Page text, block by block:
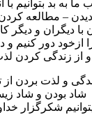
به بد بتوانیم با
دیدن – مطالعه
دیگران و دیگر
ازخود دور کنیم و
از زندگی کردن
و لذت بردن از
شاد بودن و شاد
شکرگزار